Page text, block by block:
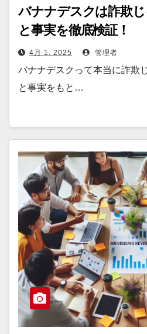
バナナデスクは詐欺
と事実を徹底検証！
4月 1, 2025 管理者
バナナデスクって本当に詐欺
と事実をもと…